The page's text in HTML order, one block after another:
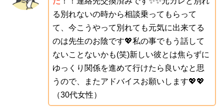
る別れないの時から相談乗ってもらって
て、今こうやって別れても元気に出来てる
のは先生のお陰です💖私の事でもう話して
ないことないかも(笑)新しい彼とは焦らずに
ゆっくり関係を進めて行けたら良いなと思
うので、またアドバイスお願いします💖💖
（30代女性）